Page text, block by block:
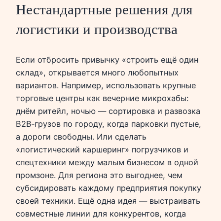
Нестандартные решения для
логистики и производства
Если отбросить привычку «строить ещё один
склад», открывается много любопытных
вариантов. Например, использовать крупные
торговые центры как вечерние микрохабы:
днём ритейл, ночью — сортировка и развозка
B2B‑грузов по городу, когда парковки пустые,
а дороги свободны. Или сделать
«логистический каршеринг» погрузчиков и
спецтехники между малым бизнесом в одной
промзоне. Для региона это выгоднее, чем
субсидировать каждому предприятия покупку
своей техники. Ещё одна идея — выстраивать
совместные линии для конкурентов, когда